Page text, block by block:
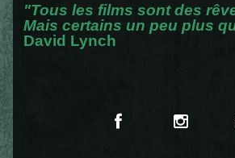
"Tous les films sont des
Mais certains un peu plus
David Lynch